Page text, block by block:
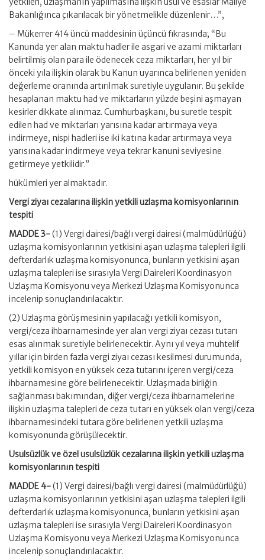
Bakanlığınca çıkarılacak bir yönetmelikle düzenlenir…”,
– Mükerrer 414 üncü maddesinin üçüncü fıkrasında; “Bu
Kanunda yer alan maktu hadler ile asgari ve azami miktarları
belirtilmiş olan para ile ödenecek ceza miktarları, her yıl bir
önceki yıla ilişkin olarak bu Kanun uyarınca belirlenen yeniden
değerleme oranında artırılmak suretiyle uygulanır. Bu şekilde
hesaplanan maktu had ve miktarların yüzde beşini aşmayan
kesirler dikkate alınmaz. Cumhurbaşkanı, bu suretle tespit
edilen had ve miktarları yarısına kadar artırmaya veya
indirmeye, nispi hadleri ise iki katına kadar artırmaya veya
yarısına kadar indirmeye veya tekrar kanuni seviyesine
getirmeye yetkilidir.”
hükümleri yer almaktadır.
Vergi ziyaı cezalarına ilişkin yetkili uzlaşma komisyonlarının
tespiti
MADDE 3-(1) Vergi dairesi/bağlı vergi dairesi (malmüdürlüğü)
uzlaşma komisyonlarının yetkisini aşan uzlaşma talepleri ilgili
defterdarlık uzlaşma komisyonunca, bunların yetkisini aşan
uzlaşma talepleri ise sırasıyla Vergi Daireleri Koordinasyon
Uzlaşma Komisyonu veya Merkezi Uzlaşma Komisyonunca
incelenip sonuçlandırılacaktır.
(2) Uzlaşma görüşmesinin yapılacağı yetkili komisyon,
vergi/ceza ihbarnamesinde yer alan vergi ziyaı cezası tutarı
esas alınmak suretiyle belirlenecektir. Aynı yıl veya muhtelif
yıllar için birden fazla vergi ziyaı cezası kesilmesi durumunda,
yetkili komisyon en yüksek ceza tutarını içeren vergi/ceza
ihbarnamesine göre belirlenecektir. Uzlaşmada birliğin
sağlanması bakımından, diğer vergi/ceza ihbarnamelerine
ilişkin uzlaşma talepleri de ceza tutarı en yüksek olan vergi/ceza
ihbarnamesindeki tutara göre belirlenen yetkili uzlaşma
komisyonunda görüşülecektir.
Usulsüzlük ve özel usulsüzlük cezalarına ilişkin yetkili uzlaşma
komisyonlarının tespiti
MADDE 4-(1) Vergi dairesi/bağlı vergi dairesi (malmüdürlüğü)
uzlaşma komisyonlarının yetkisini aşan uzlaşma talepleri ilgili
defterdarlık uzlaşma komisyonunca, bunların yetkisini aşan
uzlaşma talepleri ise sırasıyla Vergi Daireleri Koordinasyon
Uzlaşma Komisyonu veya Merkezi Uzlaşma Komisyonunca
incelenip sonuçlandırılacaktır.